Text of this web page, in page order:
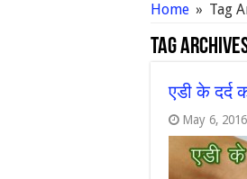
Home » Tag
Tag
एडी के
May 6, 2016